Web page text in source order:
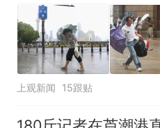
上观新闻 15跟贴